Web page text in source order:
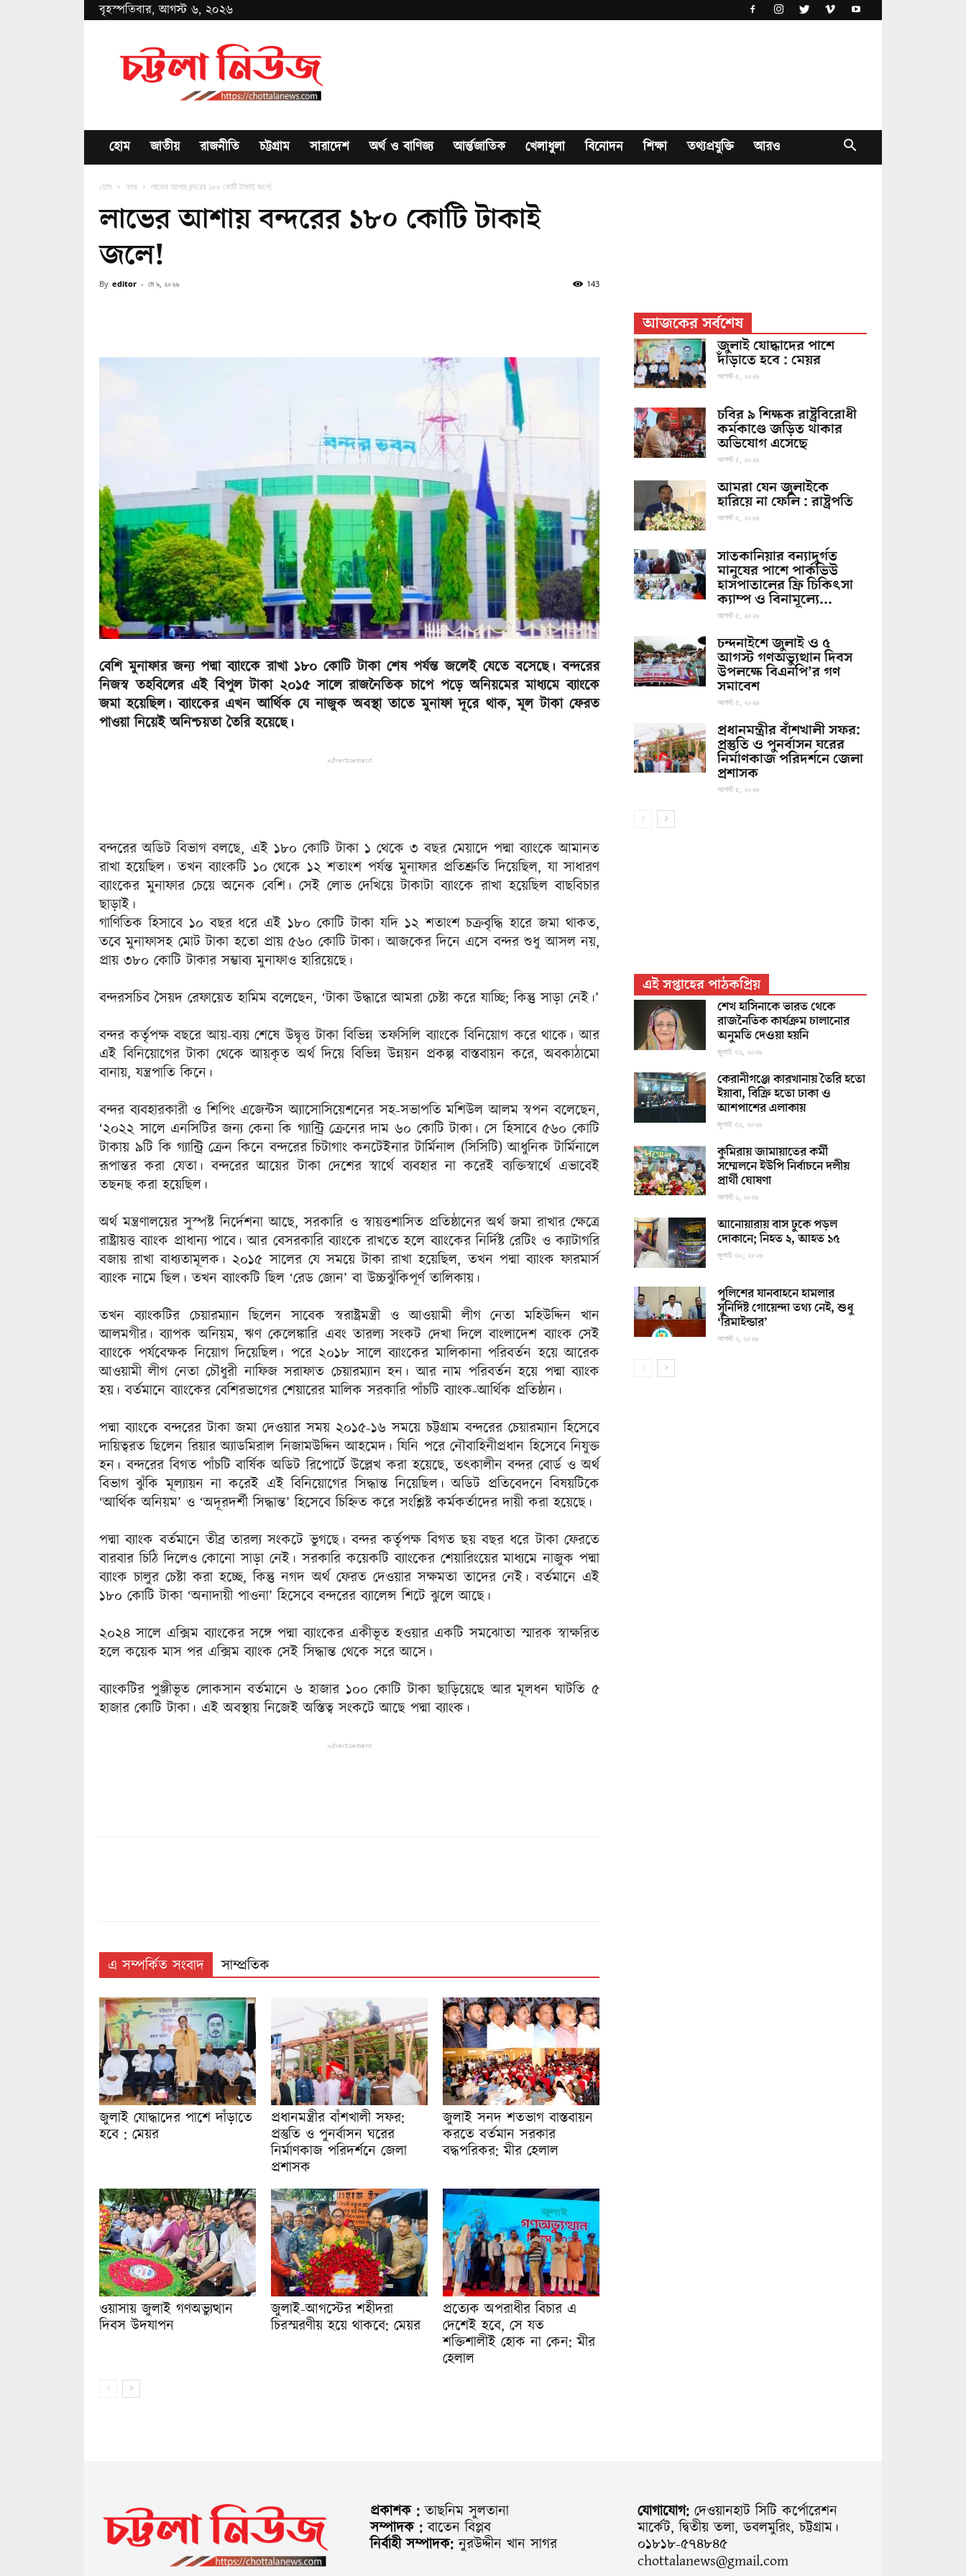
বৃহস্পতিবার, আগস্ট ৬, ২০২৬
Chottala
News
হোম জাতীয় রাজনীতি চট্টগ্রাম সারাদেশ অর্থ ও বাণিজ্য আর্ন্তজাতিক খেলাধুলা বিনোদন শিক্ষা তথ্যপ্রযুক্তি আরও
হোম নগর লাভের আশায় বন্দরের ১৮০ কোটি টাকাই জলে!
লাভের আশায় বন্দরের ১৮০ কোটি টাকাই
জলে!
By editor - মে ৯, ২০২৬ 143
বেশি মুনাফার জন্য পদ্মা ব্যাংকে রাখা ১৮০ কোটি টাকা শেষ পর্যন্ত জলেই যেতে বসেছে। বন্দরের
নিজস্ব তহবিলের এই বিপুল টাকা ২০১৫ সালে রাজনৈতিক চাপে পড়ে অনিয়মের মাধ্যমে ব্যাংকে
জমা হয়েছিল। ব্যাংকের এখন আর্থিক যে নাজুক অবস্থা তাতে মুনাফা দূরে থাক, মূল টাকা ফেরত
পাওয়া নিয়েই অনিশ্চয়তা তৈরি হয়েছে।
Advertisement
বন্দরের অডিট বিভাগ বলছে, এই ১৮০ কোটি টাকা ১ থেকে ৩ বছর মেয়াদে পদ্মা ব্যাংকে আমানত
রাখা হয়েছিল। তখন ব্যাংকটি ১০ থেকে ১২ শতাংশ পর্যন্ত মুনাফার প্রতিশ্রুতি দিয়েছিল, যা সাধারণ
ব্যাংকের মুনাফার চেয়ে অনেক বেশি। সেই লোভ দেখিয়ে টাকাটা ব্যাংকে রাখা হয়েছিল বাছবিচার
ছাড়াই।
গাণিতিক হিসাবে ১০ বছর ধরে এই ১৮০ কোটি টাকা যদি ১২ শতাংশ চক্রবৃদ্ধি হারে জমা থাকত,
তবে মুনাফাসহ মোট টাকা হতাে প্রায় ৫৬০ কোটি টাকা। আজকের দিনে এসে বন্দর শুধু আসল নয়,
প্রায় ৩৮০ কোটি টাকার সম্ভাব্য মুনাফাও হারিয়েছে।
বন্দরসচিব সৈয়দ রেফায়েত হামিম বলেছেন, ‘টাকা উদ্ধারে আমরা চেষ্টা করে যাচ্ছি; কিন্তু সাড়া নেই।’
বন্দর কর্তৃপক্ষ বছরে আয়-ব্যয় শেষে উদ্বৃত্ত টাকা বিভিন্ন তফসিলি ব্যাংকে বিনিয়োগ করে থাকে। আর
এই বিনিয়োগের টাকা থেকে আয়কৃত অর্থ দিয়ে বিভিন্ন উন্নয়ন প্রকল্প বাস্তবায়ন করে, অবকাঠামো
বানায়, যন্ত্রপাতি কিনে।
বন্দর ব্যবহারকারী ও শিপিং এজেন্টস অ্যাসোসিয়েশনের সহ-সভাপতি মশিউল আলম স্বপন বলেছেন,
‘২০২২ সালে এনসিটির জন্য কেনা কি গ্যান্ট্রি ক্রেনের দাম ৬০ কোটি টাকা। সে হিসাবে ৫৬০ কোটি
টাকায় ৯টি কি গ্যান্ট্রি ক্রেন কিনে বন্দরের চিটাগাং কনটেইনার টার্মিনাল (সিসিটি) আধুনিক টার্মিনালে
রূপান্তর করা যেতা। বন্দরের আয়ের টাকা দেশের স্বার্থে ব্যবহার না করেই ব্যক্তিস্বার্থে এভাবেই
তছনছ করা হয়েছিল।
অর্থ মন্ত্রণালয়ের সুস্পষ্ট নির্দেশনা আছে, সরকারি ও স্বায়ত্তশাসিত প্রতিষ্ঠানের অর্থ জমা রাখার ক্ষেত্রে
রাষ্ট্রায়ত্ত ব্যাংক প্রাধান্য পাবে। আর বেসরকারি ব্যাংকে রাখতে হলে ব্যাংকের নির্দিষ্ট রেটিং ও ক্যাটাগরি
বজায় রাখা বাধ্যতামূলক। ২০১৫ সালের যে সময়ে টাকা রাখা হয়েছিল, তখন পদ্মা ব্যাংক ফারমার্স
ব্যাংক নামে ছিল। তখন ব্যাংকটি ছিল ‘রেড জোন’ বা উচ্চঝুঁকিপূর্ণ তালিকায়।
তখন ব্যাংকটির চেয়ারম্যান ছিলেন সাবেক স্বরাষ্ট্রমন্ত্রী ও আওয়ামী লীগ নেতা মহিউদ্দিন খান
আলমগীর। ব্যাপক অনিয়ম, ঋণ কেলেঙ্কারি এবং তারল্য সংকট দেখা দিলে বাংলাদেশ ব্যাংক সেই
ব্যাংকে পর্যবেক্ষক নিয়োগ দিয়েছিল। পরে ২০১৮ সালে ব্যাংকের মালিকানা পরিবর্তন হয়ে আরেক
আওয়ামী লীগ নেতা চৌধুরী নাফিজ সরাফাত চেয়ারম্যান হন। আর নাম পরিবর্তন হয়ে পদ্মা ব্যাংক
হয়। বর্তমানে ব্যাংকের বেশিরভাগের শেয়ারের মালিক সরকারি পাঁচটি ব্যাংক-আর্থিক প্রতিষ্ঠান।
পদ্মা ব্যাংকে বন্দরের টাকা জমা দেওয়ার সময় ২০১৫-১৬ সময়ে চট্টগ্রাম বন্দরের চেয়ারম্যান হিসেবে
দায়িত্বরত ছিলেন রিয়ার অ্যাডমিরাল নিজামউদ্দিন আহমেদ। যিনি পরে নৌবাহিনীপ্রধান হিসেবে নিযুক্ত
হন। বন্দরের বিগত পাঁচটি বার্ষিক অডিট রিপোর্টে উল্লেখ করা হয়েছে, তৎকালীন বন্দর বোর্ড ও অর্থ
বিভাগ ঝুঁকি মূল্যায়ন না করেই এই বিনিয়োগের সিদ্ধান্ত নিয়েছিল। অডিট প্রতিবেদনে বিষয়টিকে
‘আর্থিক অনিয়ম’ ও ‘অদূরদর্শী সিদ্ধান্ত’ হিসেবে চিহ্নিত করে সংশ্লিষ্ট কর্মকর্তাদের দায়ী করা হয়েছে।
পদ্মা ব্যাংক বর্তমানে তীব্র তারল্য সংকটে ভুগছে। বন্দর কর্তৃপক্ষ বিগত ছয় বছর ধরে টাকা ফেরতে
বারবার চিঠি দিলেও কোনো সাড়া নেই। সরকারি কয়েকটি ব্যাংকের শেয়ারিংয়ের মাধ্যমে নাজুক পদ্মা
ব্যাংক চালুর চেষ্টা করা হচ্ছে, কিন্তু নগদ অর্থ ফেরত দেওয়ার সক্ষমতা তাদের নেই। বর্তমানে এই
১৮০ কোটি টাকা ‘অনাদায়ী পাওনা’ হিসেবে বন্দরের ব্যালেন্স শিটে ঝুলে আছে।
২০২৪ সালে এক্সিম ব্যাংকের সঙ্গে পদ্মা ব্যাংকের একীভূত হওয়ার একটি সমঝোতা স্মারক স্বাক্ষরিত
হলে কয়েক মাস পর এক্সিম ব্যাংক সেই সিদ্ধান্ত থেকে সরে আসে।
ব্যাংকটির পুঞ্জীভূত লোকসান বর্তমানে ৬ হাজার ১০০ কোটি টাকা ছাড়িয়েছে আর মূলধন ঘাটতি ৫
হাজার কোটি টাকা। এই অবস্থায় নিজেই অস্তিত্ব সংকটে আছে পদ্মা ব্যাংক।
Advertisement
এ সম্পর্কিত সংবাদ সাম্প্রতিক
জুলাই যোদ্ধাদের পাশে দাঁড়াতে
হবে : মেয়র
প্রধানমন্ত্রীর বাঁশখালী সফর:
প্রস্তুতি ও পুনর্বাসন ঘরের
নির্মাণকাজ পরিদর্শনে জেলা
প্রশাসক
জুলাই সনদ শতভাগ বাস্তবায়ন
করতে বর্তমান সরকার
বদ্ধপরিকর: মীর হেলাল
ওয়াসায় জুলাই গণঅভ্যুত্থান
দিবস উদযাপন
জুলাই-আগস্টের শহীদরা
চিরস্মরণীয় হয়ে থাকবে: মেয়র
প্রত্যেক অপরাধীর বিচার এ
দেশেই হবে, সে যত
শক্তিশালীই হোক না কেন: মীর
হেলাল
আজকের সর্বশেষ
জুলাই যোদ্ধাদের পাশে
দাঁড়াতে হবে : মেয়র
আগস্ট ৫, ২০২৬
চবির ৯ শিক্ষক রাষ্ট্রবিরোধী
কর্মকাণ্ডে জড়িত থাকার
অভিযোগ এসেছে
আগস্ট ৫, ২০২৬
আমরা যেন জুলাইকে
হারিয়ে না ফেলি : রাষ্ট্রপতি
আগস্ট ৫, ২০২৬
সাতকানিয়ার বন্যাদুর্গত
মানুষের পাশে পার্কভিউ
হাসপাতালের ফ্রি চিকিৎসা
ক্যাম্প ও বিনামূল্যে...
আগস্ট ৫, ২০২৬
চন্দনাইশে জুলাই ও ৫
আগস্ট গণঅভ্যুত্থান দিবস
উপলক্ষে বিএনপি’র গণ
সমাবেশ
আগস্ট ৫, ২০২৬
প্রধানমন্ত্রীর বাঁশখালী সফর:
প্রস্তুতি ও পুনর্বাসন ঘরের
নির্মাণকাজ পরিদর্শনে জেলা
প্রশাসক
আগস্ট ৫, ২০২৬
এই সপ্তাহের পাঠকপ্রিয়
শেখ হাসিনাকে ভারত থেকে
রাজনৈতিক কার্যক্রম চালানোর
অনুমতি দেওয়া হয়নি
জুলাই ৩১, ২০২৬
কেরানীগঞ্জে কারখানায় তৈরি হতো
ইয়াবা, বিক্রি হতো ঢাকা ও
আশপাশের এলাকায়
জুলাই ৩১, ২০২৬
কুমিরায় জামায়াতের কর্মী
সম্মেলনে ইউপি নির্বাচনে দলীয়
প্রার্থী ঘোষণা
আগস্ট ১, ২০২৬
আনোয়ারায় বাস ঢুকে পড়ল
দোকানে; নিহত ২, আহত ১৫
জুলাই ৩০, ২০২৬
পুলিশের যানবাহনে হামলার
সুনির্দিষ্ট গোয়েন্দা তথ্য নেই, শুধু
‘রিমাইন্ডার’
আগস্ট ২, ২০২৬
প্রকাশক : তাছনিম সুলতানা
সম্পাদক : বাতেন বিপ্লব
নির্বাহী সম্পাদক: নুরউদ্দীন খান সাগর
যোগাযোগ: দেওয়ানহাট সিটি কর্পোরেশন
মার্কেট, দ্বিতীয় তলা, ডবলমুরিং, চট্টগ্রাম।
০১৮১৮-৫৭৪৮৪৫
chottalanews@gmail.com